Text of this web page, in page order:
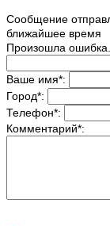
Сообщение
ближайшее время
Произошла ошибка.
Ваше имя*:
Город*:
Телефон*:
Комментарий*: